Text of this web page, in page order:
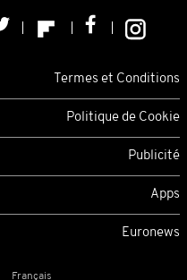
Termes et Conditions
Politique de Cookie
Publicité
Apps
Euronews